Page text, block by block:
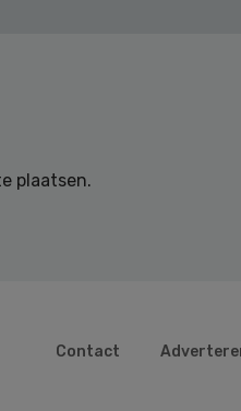
plaatsen.
Contact